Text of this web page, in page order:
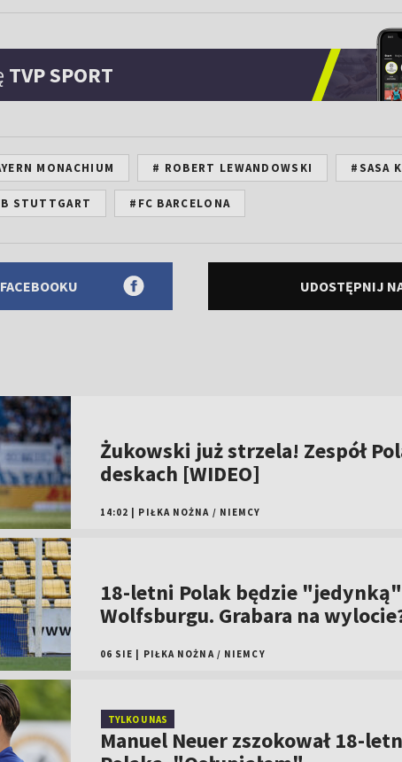
TVP SPORT
MONACHIUM # ROBERT LEWANDOWSKI #SASA
STUTTGART #FC BARCELONA
UDOSTĘPNIJ
Żukowski już strzela! Zespół
deskach [WIDEO]
14:02 PIŁKA NOŻNA / NIEMCY
18-letni Polak będzie
Wolfsburgu. Grabara na
06 SIE PIŁKA NOŻNA / NIEMCY
TYLKO U NAS
Manuel Neuer zszokował 18-